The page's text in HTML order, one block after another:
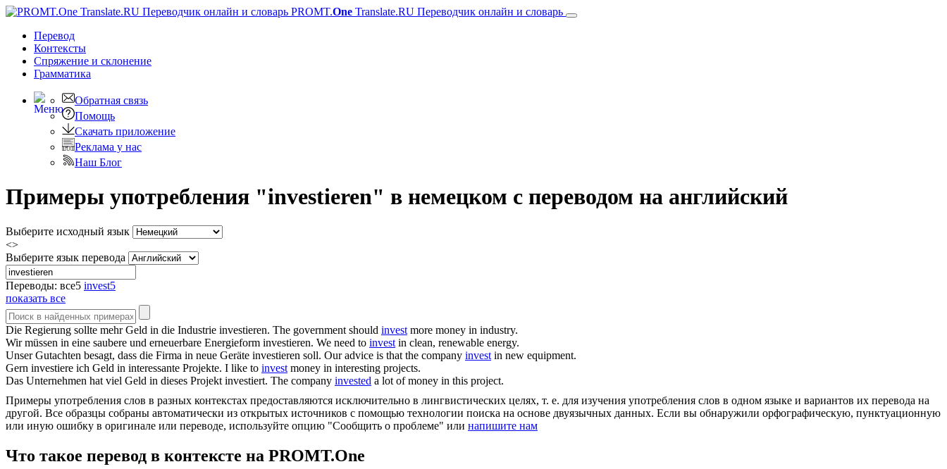
PROMT.One Translate.RU Переводчик онлайн и словарь
Перевод
Контексты
Спряжение и склонение
Грамматика
Обратная связь
Помощь
Скачать приложение
Реклама у нас
Наш Блог
Примеры употребления "investieren" в немецком с переводом на английский
Выберите исходный язык
<>
Выберите язык перевода
Переводы: все5 invest5
показать все
Die Regierung sollte mehr Geld in die Industrie investieren. The government should invest more money in industry.
Wir müssen in eine saubere und erneuerbare Energieform investieren. We need to invest in clean, renewable energy.
Unser Gutachten besagt, dass die Firma in neue Geräte investieren soll. Our advice is that the company invest in new equipment.
Gern investiere ich Geld in interessante Projekte. I like to invest money in interesting projects.
Das Unternehmen hat viel Geld in dieses Projekt investiert. The company invested a lot of money in this project.
Примеры употребления слов в разных контекстах предоставляются исключительно в лингвистических целях, т. е. для изучения употребления слов в одном языке и вариантов их перевода на
другой. Все образцы собраны автоматически из открытых источников с помощью технологии поиска на основе двуязычных данных. Если вы обнаружили орфографическую, пунктуационную
или иную ошибку в оригинале или переводе, используйте опцию "Сообщить о проблеме" или напишите нам
Что такое перевод в контексте на PROMT.One